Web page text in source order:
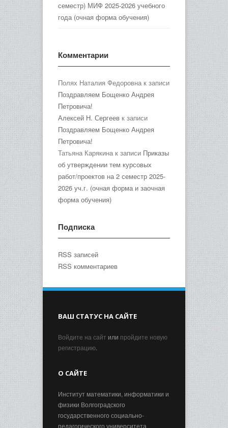
семестр) МИФ 2025-2026 учебного
года (очная форма обучения)
Комментарии
Полях Наталия Федоровна к записи
Поздравляем Бощенко Андрея
Петровича!
Алексей Н. Сергеев к записи
Поздравляем Бощенко Андрея
Петровича!
Татьяна Карякина к записи Приказы
об утверждении тем курсовых
работ/проектов на 2 семестр 2025-
2026 уч.г. (очная форма и заочная
форма обучения)
Подписка
RSS записей
RSS комментариев
ВАШ СТАТУС НА САЙТЕ
Войдите на сайт или пройдите новую
регистрацию.
О САЙТЕ
Институт математики, информатики и
физики Волгоградского
государственного социально-
педагогического университета